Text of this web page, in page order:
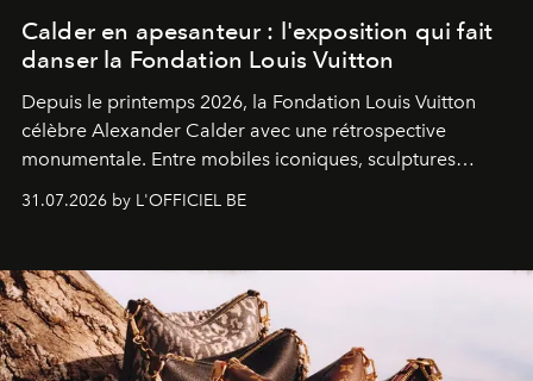
Calder en apesanteur : l'exposition qui fait
danser la Fondation Louis Vuitton
Depuis le printemps 2026, la Fondation Louis Vuitton
célèbre Alexander Calder avec une rétrospective
monumentale. Entre mobiles iconiques, sculptures
monumentales et poésie du mouvement, l'artiste
américain investit les espaces imaginés par Frank Gehry
sculpture.
31.07.2026 by L'OFFICIEL BE